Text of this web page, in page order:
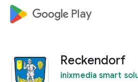
google_logo Play
Reckendorf
inixmedia smart